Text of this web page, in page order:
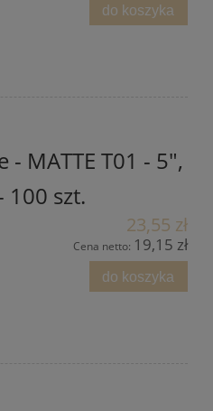
do koszyka
MATTE T01 - 5",
szt.
23,55 zł
Cena netto: 19,15 zł
do koszyka